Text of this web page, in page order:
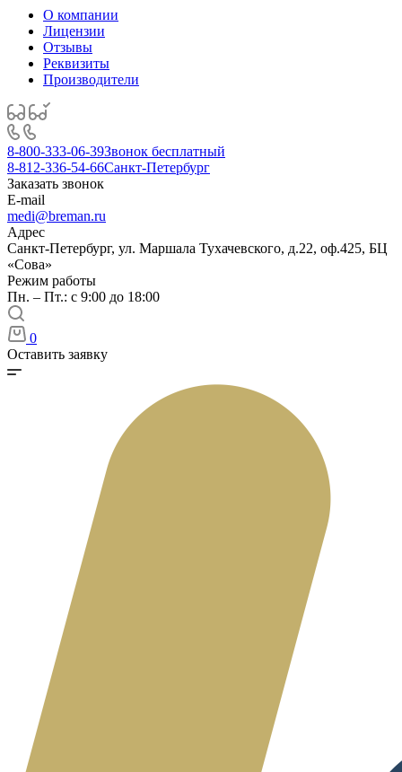
О компании
Лицензии
Отзывы
Реквизиты
Производители
8-800-333-06-39Звонок бесплатный
8-812-336-54-66Санкт-Петербург
Заказать звонок
E-mail
medi@breman.ru
Адрес
Санкт-Петербург, ул. Маршала Тухачевского, д.22, оф.425, БЦ
«Сова»
Режим работы
Пн. – Пт.: с 9:00 до 18:00
0
Оставить заявку